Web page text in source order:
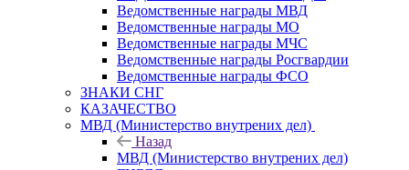
Ведомственные награды МВД
Ведомственные награды МО
Ведомственные награды МЧС
Ведомственные награды Росгвардии
Ведомственные награды ФСО
ЗНАКИ СНГ
КАЗАЧЕСТВО
МВД (Министерство внутрених дел)
Назад
МВД (Министерство внутрених дел)